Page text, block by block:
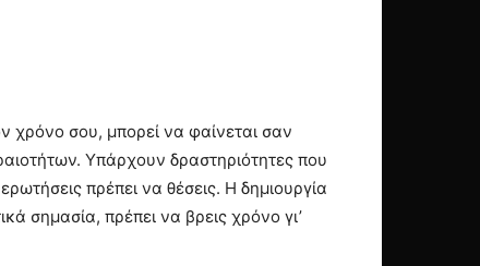
χρόνο σου, μπορεί να φαίνεται σαν
Υπάρχουν δραστηριότητες που
πρέπει να θέσεις. Η δημιουργία
σημασία, πρέπει να βρεις χρόνο γι’